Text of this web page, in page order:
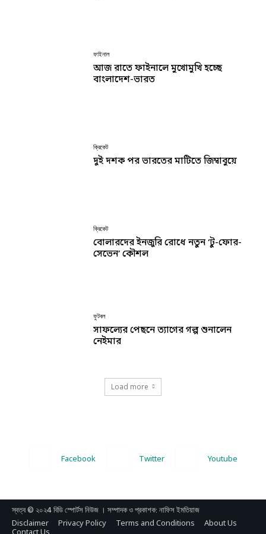
ফাইনাল
আজ রাতে ফাইনালে মুখোমুখি হচ্ছে
বাংলাদেশ-ভারত
ক্রিকেট
দুই দশক পর ভারতের মাটিতে জিম্বাবুয়ে
ক্রিকেট
বোলারদের ইনজুরি রোধে নতুন ‘টু-ফোর-
সেভেন’ কৌশল
ফুটবল
সাফল্যের পেছনে ত্যাগের গল্প শুনালেন
নেইমার
Load more
Facebook Twitter Youtube
স্বত্ব © ২০২4 বিডি স্পোর্টস নিউজ । সম্পাদক ও প্রকাশক: নাফিস ইমতিয়াজ
Disclaimer Privacy Policy Terms and Conditions
About Us